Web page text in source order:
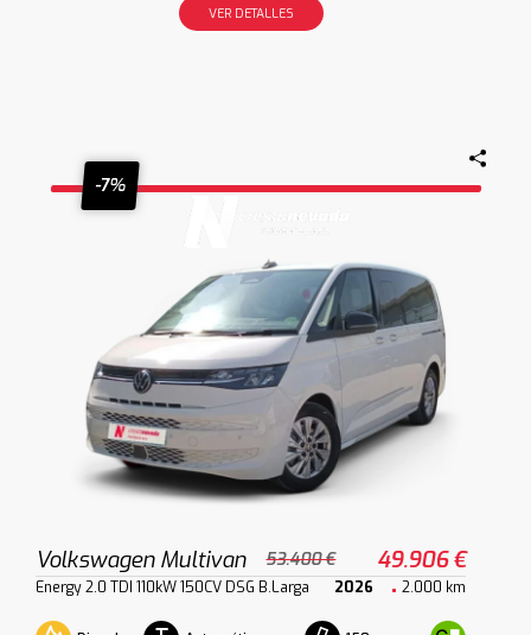
VER DETALLES
-7%
Volkswagen Multivan 53.400 € 49.906 €
Energy 2.0 TDI 110kW 150CV DSG B.Larga 2026 2.000 km